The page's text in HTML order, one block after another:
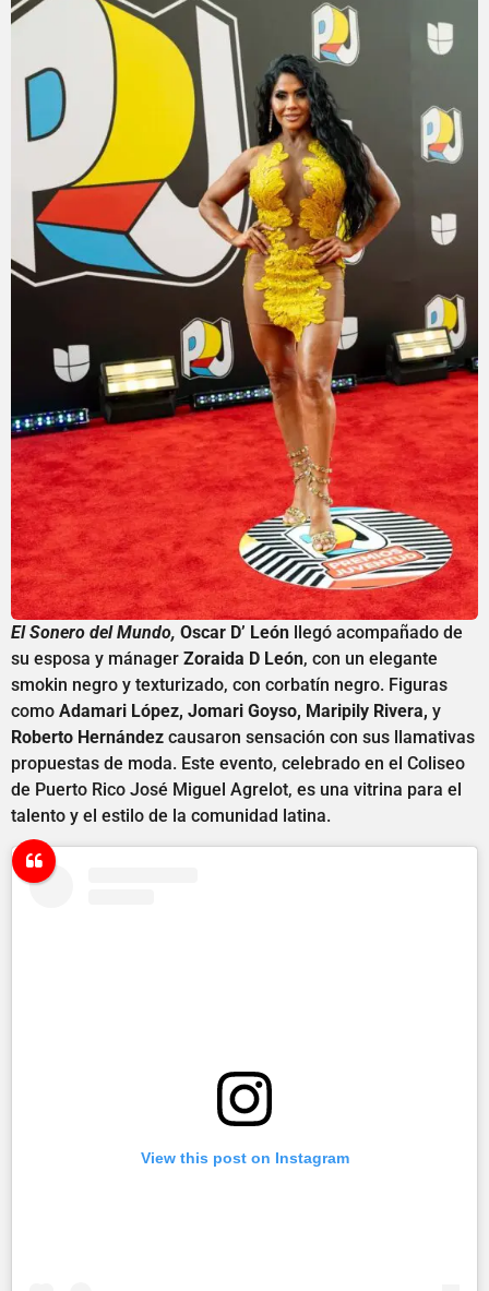
El Sonero del Mundo, Oscar D’ León llegó acompañado de
su esposa y mánager Zoraida D León, con un elegante
smokin negro y texturizado, con corbatín negro. Figuras
como Adamari López, Jomari Goyso, Maripily Rivera, y
Roberto Hernández causaron sensación con sus llamativas
propuestas de moda. Este evento, celebrado en el Coliseo
de Puerto Rico José Miguel Agrelot, es una vitrina para el
talento y el estilo de la comunidad latina.
View this post on Instagram